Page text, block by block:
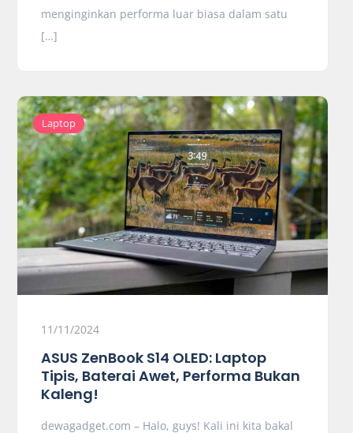
menginginkan performa luar biasa dalam satu
[…]
Laptop
11/11/2024
ASUS ZenBook S14 OLED: Laptop
Tipis, Baterai Awet, Performa Bukan
Kaleng!
dewagadget.com – Halo, guys! Kali ini kita bakal